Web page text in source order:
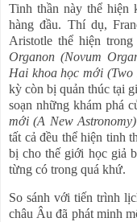
Tinh thần này thể hiện
hàng đầu. Thí dụ,
Aristotle thể hiện
Organon (Novum
Hai khoa học mới (Two
kỳ còn bị quản thúc tại
soạn những khám phá
mới (A New Astronomy)
tất cả đều thể hiện tinh
bị cho thế giới học giả
từng có trong quá khứ.
So sánh với tiến trình
châu Âu đã phát minh